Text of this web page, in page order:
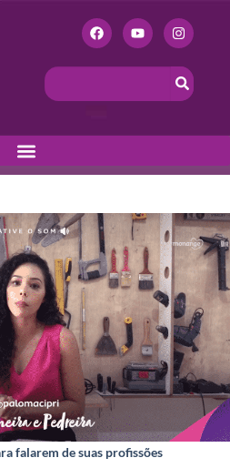
falarem de suas profissões